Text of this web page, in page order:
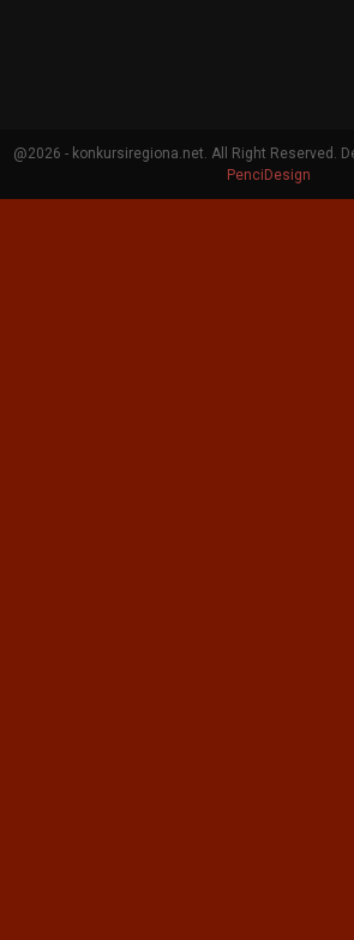
@2026 - konkursiregiona.net. All Right Reserved.
PenciDesign